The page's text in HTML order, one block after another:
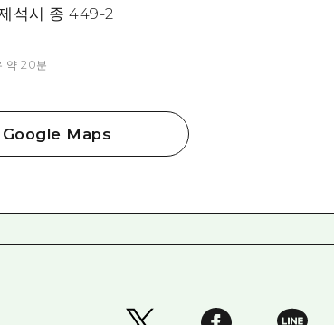
석시 종 449-2
약 20분
Google Maps